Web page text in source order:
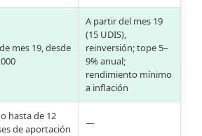
mes 19, desde
A partir del mes 19
(15 UDIS),
reinversión; tope 5–
9% anual;
rendimiento mínimo
a inflación
hasta de 12
de aportación
—